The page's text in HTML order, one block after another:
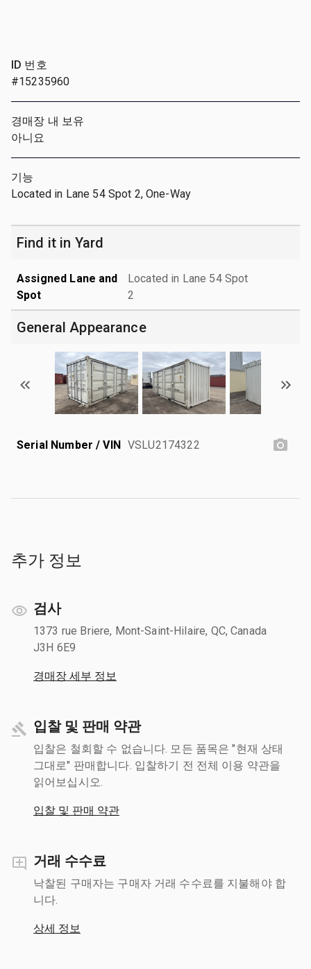
ID 번호
#15235960
경매장 내 보유
아니요
기능
Located in Lane 54 Spot 2, One-Way
Find it in Yard
Assigned Lane and
Spot
Located in Lane 54 Spot
2
General Appearance
Serial Number / VIN VSLU2174322
추가 정보
검사
1373 rue Briere, Mont-Saint-Hilaire, QC, Canada
J3H 6E9
경매장 세부 정보
입찰 및 판매 약관
입찰은 철회할 수 없습니다. 모든 품목은 "현재 상태
그대로" 판매합니다. 입찰하기 전 전체 이용 약관을
읽어보십시오.
입찰 및 판매 약관
거래 수수료
낙찰된 구매자는 구매자 거래 수수료를 지불해야 합
니다.
상세 정보